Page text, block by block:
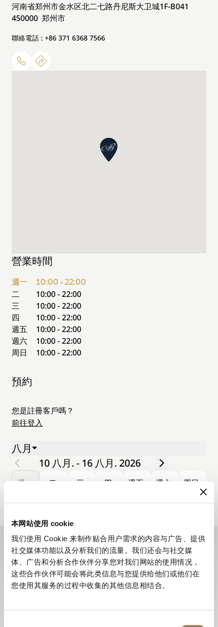
本网站使用 cookie
我们使用 Cookie 来制作贴合用户需求的内容与广告、提供
社交媒体功能以及分析我们的流量。我们还会与社交媒
体、广告和分析合作伙伴分享您对我们网站的使用情况，
这些合作伙伴可能会将此类信息与您提供给他们或他们在
您使用其服务的过程中收集的其他信息相结合。
河南省郑州市金水区北二七路丹尼斯大卫城1F-B041
450000 郑州市
聯絡電話 : +86 371 6368 7566
營業時間
週一 10:00 - 22:00
二
10:00 - 22:00
三
10:00 - 22:00
四
10:00 - 22:00
週五
10:00 - 22:00
週六
10:00 - 22:00
周日
10:00 - 22:00
預約
您是註冊客戶嗎？
前往登入
八月
10 八月. - 16 八月. 2026
週一. 二. 三. 四. 週五. 週六. 周日.
訂閱電子通訊
寶璣電子通訊全年為您送上品牌的最新動向，並向您介紹
所有全新推出的腕錶。